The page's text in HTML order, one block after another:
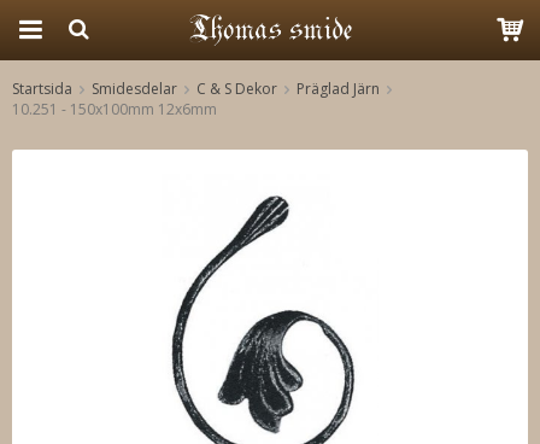
Produkten har blivit tillagd i varukorgen
Startsida Smidesdelar C & S Dekor
Präglad Järn
10.251 - 150x100mm 12x6mm